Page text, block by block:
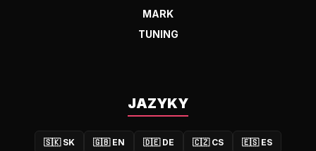
MARK
TUNING
JAZYKY
🇸🇰 SK 🇬🇧 EN 🇩🇪 DE 🇨🇿 CS 🇪🇸 ES